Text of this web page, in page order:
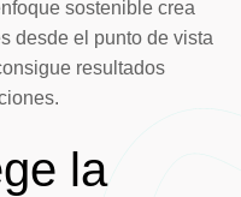
sostenible crea
desde el punto de vista
resultados
la